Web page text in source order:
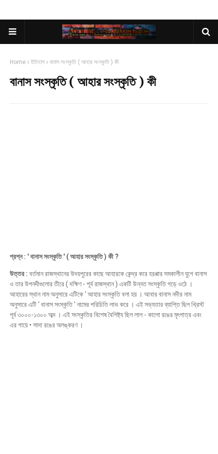
Home ইতিহাস বানাস সংস্কৃতি ( আহার সংস্কৃতি ) কী
বানাস সংস্কৃতি ( আহার সংস্কৃতি ) কী
প্রশ্ন : ' বানাস সংস্কৃতি ' ( আহার সংস্কৃতি ) কী ?
উত্তর : বর্তমান রাজস্থানের উদয়পুরের কাছে আহারকে কেন্দ্র করে হরপ্পার সমকালীন যুগে বানাস
ও তার উপনদীগুলোর তীরে ( দক্ষিণ - পূর্ব রাজস্থান ) একটি উন্নত সংস্কৃতি গড়ে ওঠে ।
আহারের স্থান নাম অনুসারে এটিকে ‘ আহার সংস্কৃতি বলা হয় । আবার বানাস নদীর নাম
অনুসারে এটি ‘ বানাস সংস্কৃতি ' নামের পরিচিতি লাভ করে । এই সভ্যতার ব্যাপ্তি ছিল খ্রিস্ট
পূর্ব ৩০০০-১৩০০ অব্দ । এই সংস্কৃতির বিশেষ বৈশিষ্ট্য ছিল লাল - কালো রঙের মৃৎপাত্র এবং
এর গায়ে • সাদা রঙের অলঙ্করণ ।